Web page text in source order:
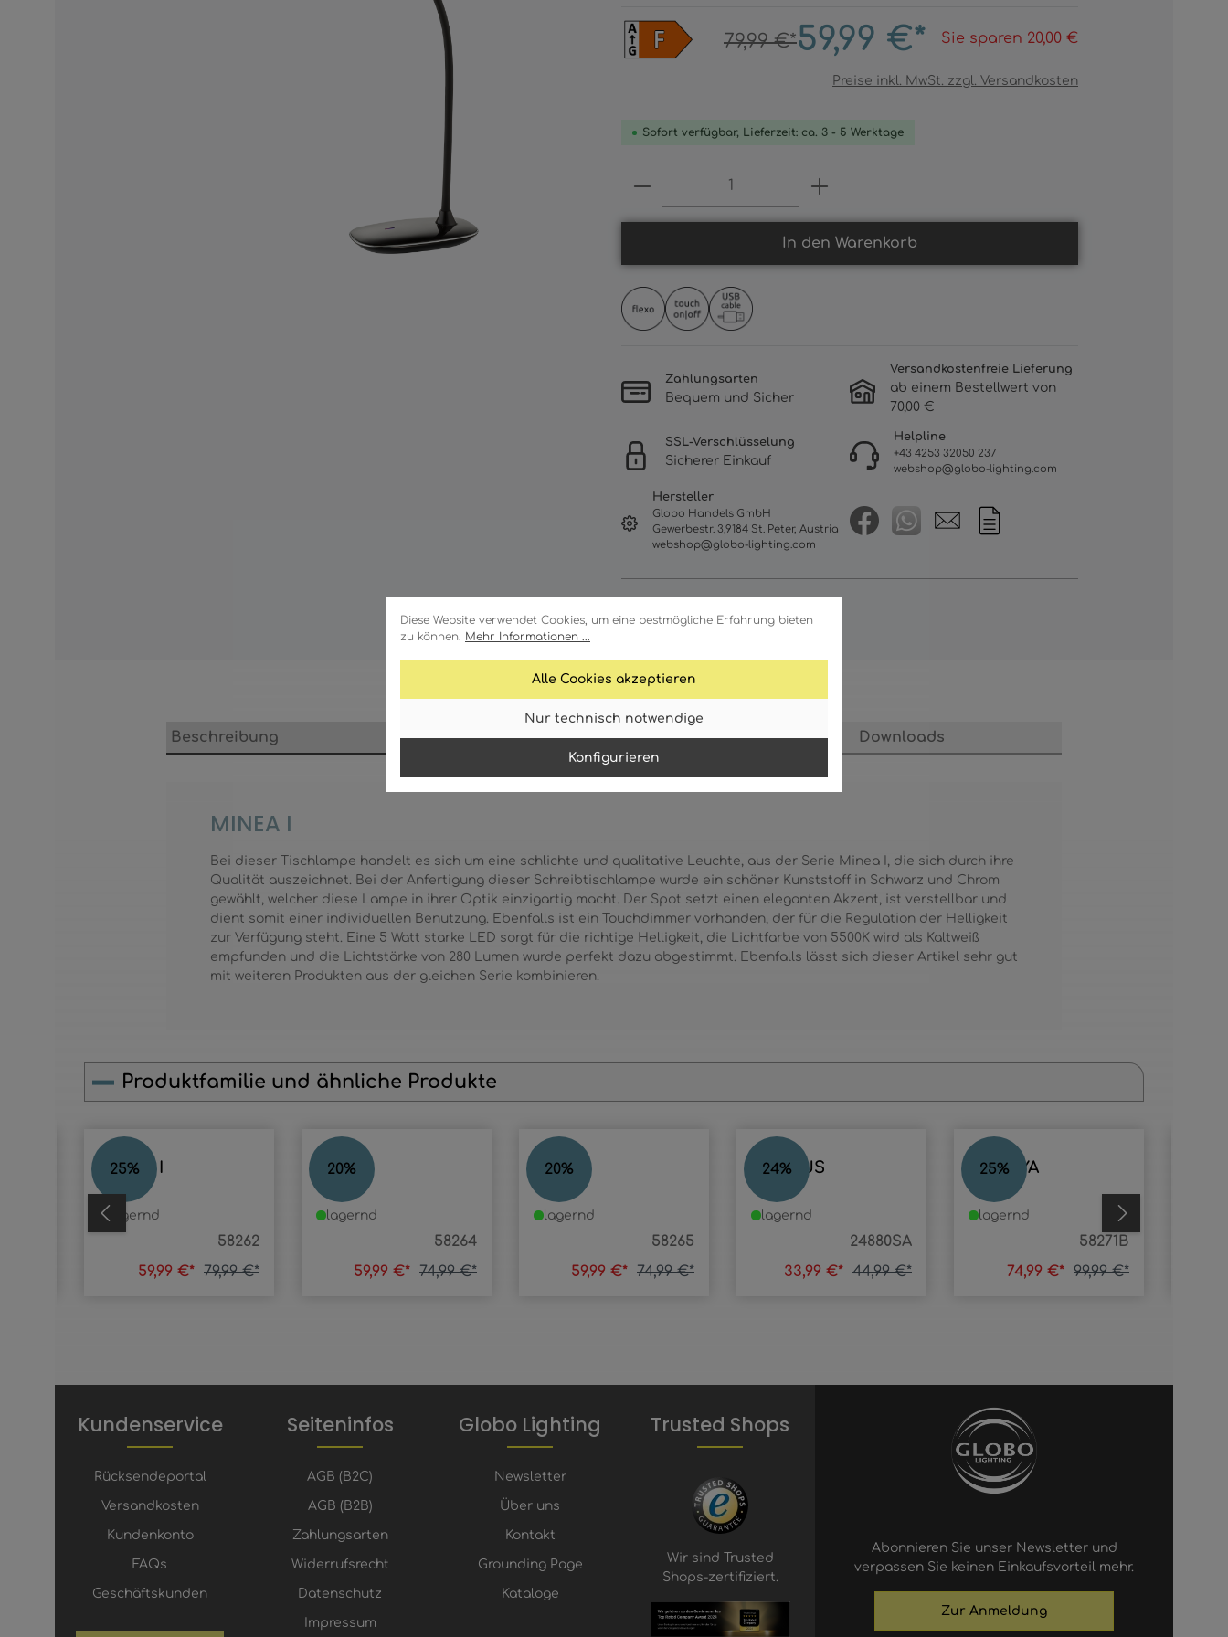
Diese Website verwendet Cookies, um eine bestmögliche Erfahrung bieten
zu können. Mehr Informationen ...
Alle Cookies akzeptieren
Nur technisch notwendige
Konfigurieren
79,99 €*59,99 €* Sie sparen 20,00 €
Preise inkl. MwSt. zzgl. Versandkosten
Sofort verfügbar, Lieferzeit: ca. 3 - 5 Werktage
Produkt Anzahl: Gib den gewünschten Wert ein
In den Warenkorb
Zahlungsarten
Bequem und Sicher
Versandkostenfreie Lieferung
ab einem Bestellwert von
70,00 €
SSL-Verschlüsselung
Sicherer Einkauf
Helpline
+43 4253 32050 237
webshop@globo-lighting.com
Hersteller
Globo Handels GmbH
Gewerbestr. 3,9184 St. Peter, Austria
webshop@globo-lighting.com
Beschreibung Merkmale Technische Daten Downloads
MINEA I
Bei dieser Tischlampe handelt es sich um eine schlichte und qualitative Leuchte, aus der Serie Minea I, die sich durch ihre
Qualität auszeichnet. Bei der Anfertigung dieser Schreibtischlampe wurde ein schöner Kunststoff in Schwarz und Chrom
gewählt, welcher diese Lampe in ihrer Optik einzigartig macht. Der Spot setzt einen eleganten Akzent, ist verstellbar und
dient somit einer individuellen Benutzung. Ebenfalls ist ein Touchdimmer vorhanden, der für die Regulation der Helligkeit
zur Verfügung steht. Eine 5 Watt starke LED sorgt für die richtige Helligkeit, die Lichtfarbe von 5500K wird als Kaltweiß
empfunden und die Lichtstärke von 280 Lumen wurde perfekt dazu abgestimmt. Ebenfalls lässt sich dieser Artikel sehr gut
mit weiteren Produkten aus der gleichen Serie kombinieren.
Produktfamilie und ähnliche Produkte
Produktgalerie überspringen
25%
MINEA I
58262
lagernd
59,99 €* 79,99 €*
20%
MINEA
58264
lagernd
59,99 €* 74,99 €*
20%
MINEA
58265
lagernd
59,99 €* 74,99 €*
24%
FAMOUS
24880SA
lagernd
33,99 €* 44,99 €*
25%
PATTAYA
58271B
lagernd
74,99 €* 99,99 €*
Kundenservice
Rücksendeportal
Versandkosten
Kundenkonto
FAQs
Geschäftskunden
Seiteninfos
AGB (B2C)
AGB (B2B)
Zahlungsarten
Widerrufsrecht
Datenschutz
Impressum
Globo Lighting
Newsletter
Über uns
Kontakt
Grounding Page
Kataloge
Trusted Shops
Wir sind Trusted
Shops-zertifiziert.
Abonnieren Sie unser Newsletter und
verpassen Sie keinen Einkaufsvorteil mehr.
Zur Anmeldung